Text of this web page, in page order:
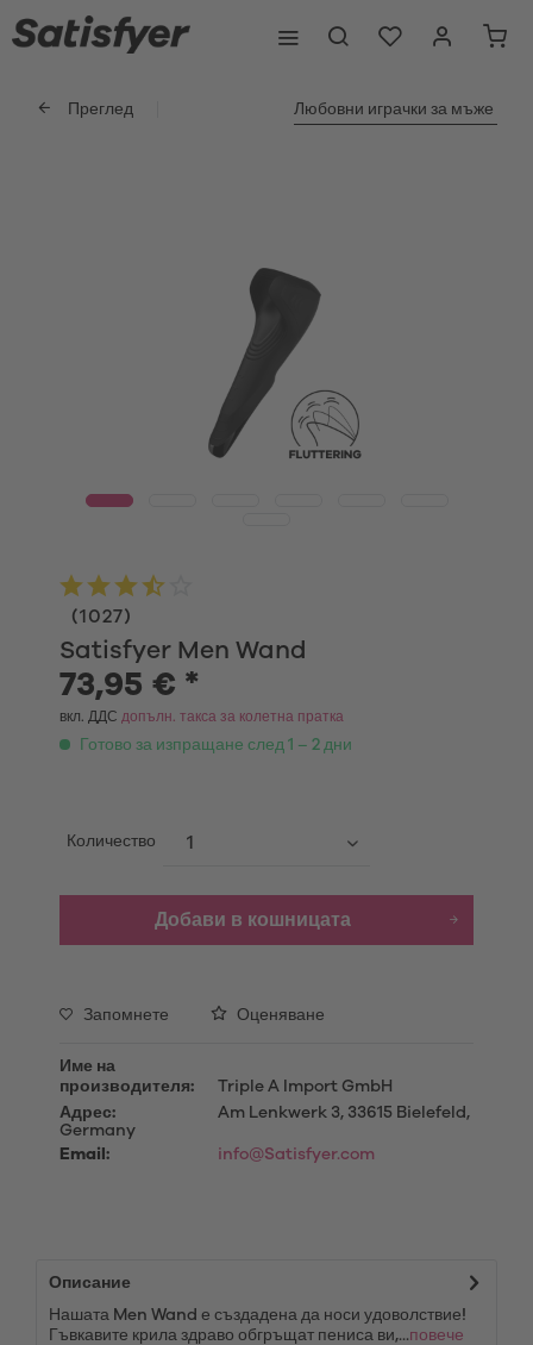
Преглед Любовни играчки за мъже
Satisfyer Men Wand
(1027)
73,95 € *
вкл. ДДС допълн. такса за колетна пратка
Готово за изпращане след 1 – 2 дни
Количество
Добави в кошницата
Запомнете Оценяване
Име на
производителя:
Triple A Import GmbH
Адрес:
Am Lenkwerk 3, 33615 Bielefeld,
Germany
Email:
info@Satisfyer.com
Описание
Нашата Men Wand е създадена да носи удоволствие!
Гъвкавите крила здраво обгръщат пениса ви,...повече